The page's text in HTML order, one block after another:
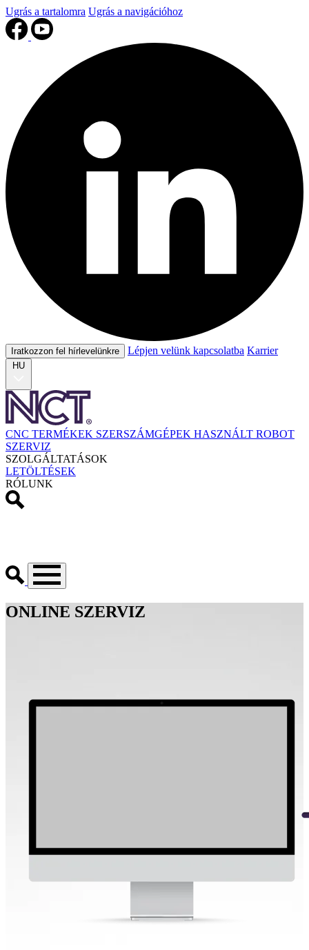
Ugrás a tartalomra Ugrás a navigációhoz
Iratkozzon fel hírlevelünkre Lépjen velünk kapcsolatba Karrier
HU
CNC TERMÉKEK SZERSZÁMGÉPEK HASZNÁLT ROBOT
SZERVIZ
SZOLGÁLTATÁSOK
LETÖLTÉSEK
RÓLUNK
ONLINE SZERVIZ